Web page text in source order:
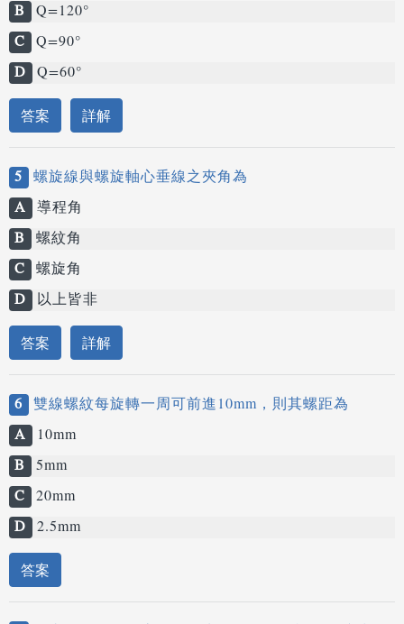
B Q=120°
C Q=90°
D Q=60°
答案 詳解
5 螺旋線與螺旋軸心垂線之夾角為
A 導程角
B 螺紋角
C 螺旋角
D 以上皆非
答案 詳解
6 雙線螺紋每旋轉一周可前進10mm，則其螺距為
A
10mm
B 5mm
C 20mm
D 2.5mm
答案